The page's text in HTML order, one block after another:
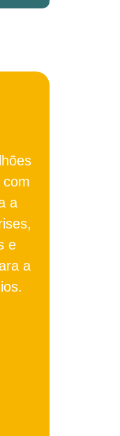
a
e
a